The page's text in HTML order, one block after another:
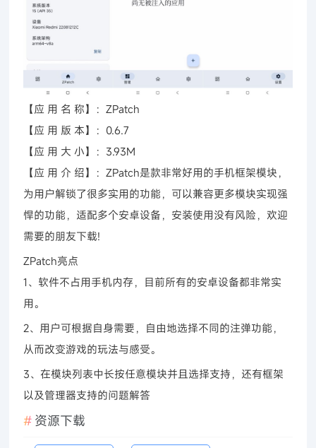
【应 用 名 称】：ZPatch
【应 用 版 本】：0.6.7
【应 用 大 小】：3.93M
【应 用 介 绍】：ZPatch是款非常好用的手机框架模块，
为用户解锁了很多实用的功能，可以兼容更多模块实现强
悍的功能，适配多个安卓设备，安装使用没有风险，欢迎
需要的朋友下载!
ZPatch亮点
1、软件不占用手机内存，目前所有的安卓设备都非常实
用。
2、用户可根据自身需要，自由地选择不同的注弹功能，
从而改变游戏的玩法与感受。
3、在模块列表中长按任意模块并且选择支持，还有框架
以及管理器支持的问题解答
资源下载